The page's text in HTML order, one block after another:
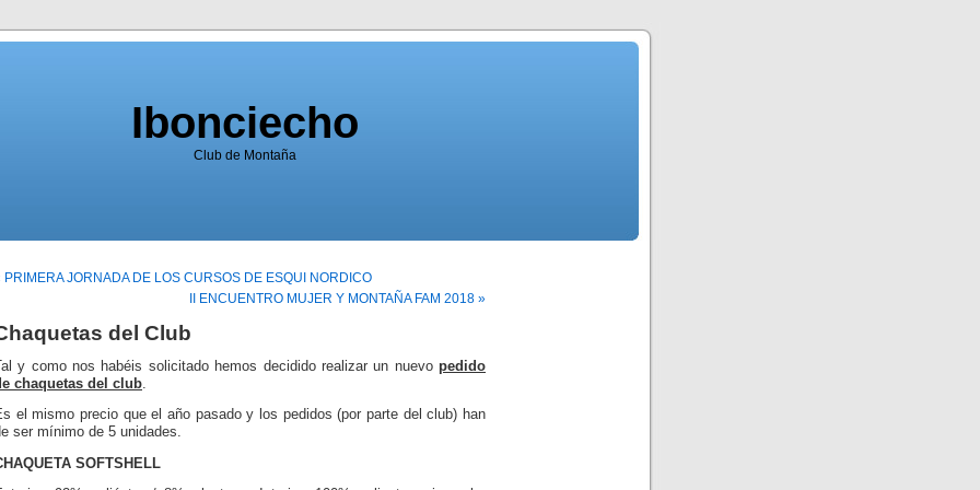
Ibonciecho
Club de Montaña
PRIMERA JORNADA DE LOS CURSOS DE ESQUI NORDICO
II ENCUENTRO MUJER Y MONTAÑA FAM 2018 »
del Club
y como nos habéis solicitado hemos decidido realizar un nuevo pedido
chaquetas del club
el mismo precio que el año pasado y los pedidos (por parte del club) han
ser mínimo de 5 unidades.
SOFTSHELL